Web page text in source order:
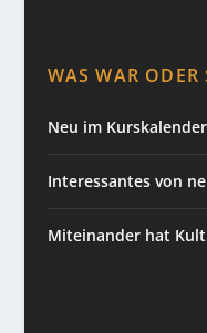
WAS WAR ODER
Neu im Kurskalender
Interessantes von
Miteinander hat